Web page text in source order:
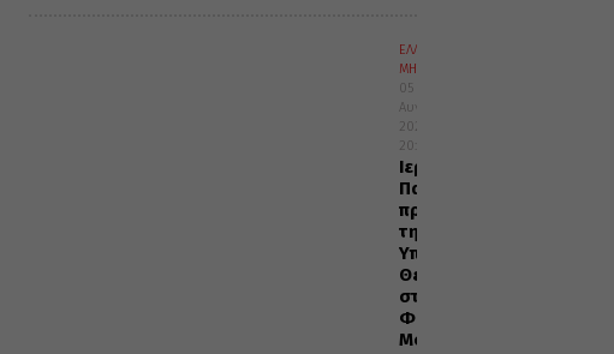
ΕΛΛΑΔΑ
ΜΗΤΡΟΠΟΛΕΙΣ
05
Αυγούστου
2026
20:29
Ιερά
Παράκληση
προς
την
Υπεραγία
Θεοτόκο
στα
Φαβριανά
Μονοφατσίου